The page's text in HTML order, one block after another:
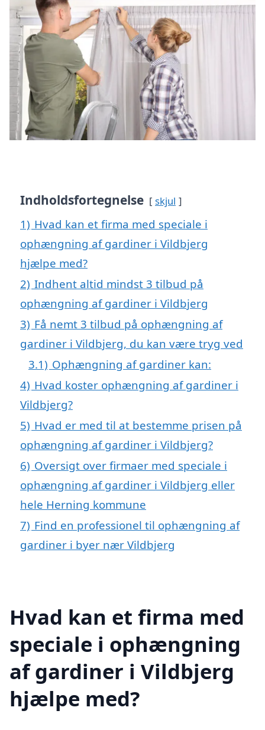
Indholdsfortegnelse skjul
1) Hvad kan et firma med speciale i
ophængning af gardiner i Vildbjerg
hjælpe med?
2) Indhent altid mindst 3 tilbud på
ophængning af gardiner i Vildbjerg
3) Få nemt 3 tilbud på ophængning af
gardiner i Vildbjerg, du kan være tryg ved
3.1) Ophængning af gardiner kan:
4) Hvad koster ophængning af gardiner i
Vildbjerg?
5) Hvad er med til at bestemme prisen på
ophængning af gardiner i Vildbjerg?
6) Oversigt over firmaer med speciale i
ophængning af gardiner i Vildbjerg eller
hele Herning kommune
7) Find en professionel til ophængning af
gardiner i byer nær Vildbjerg
Hvad kan et firma med
speciale i ophængning
af gardiner i Vildbjerg
hjælpe med?